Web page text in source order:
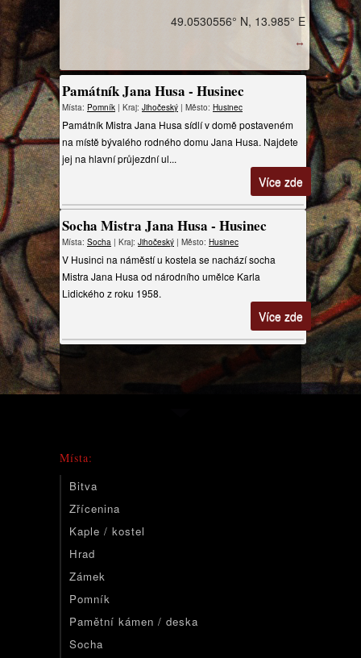
↔
49.0530556° N, 13.985° E
Památník Jana Husa - Husinec
Místa: Pomník | Kraj: Jihočeský | Město: Husinec
Památník Mistra Jana Husa sídlí v domě postaveném
na místě bývalého rodného domu Jana Husa. Najdete
jej na hlavní průjezdní ul...
Více zde
Socha Mistra Jana Husa - Husinec
Místa: Socha | Kraj: Jihočeský | Město: Husinec
V Husinci na náměstí u kostela se nachází socha
Mistra Jana Husa od národního umělce Karla
Lidického z roku 1958.
Více zde
Místa:
Bitva
Zřícenina
Kaple / kostel
Hrad
Zámek
Pomník
Pamětní kámen / deska
Socha